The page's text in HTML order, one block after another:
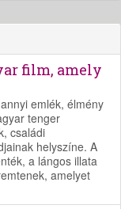
film, amely
emlék, élmény
tenger
családi
helyszíne. A
a lángos illata
amelyet